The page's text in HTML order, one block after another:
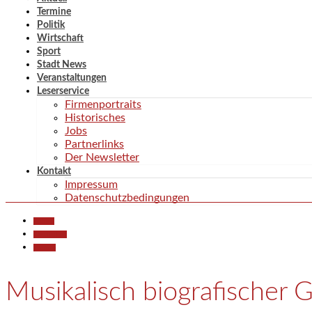
Termine
Politik
Wirtschaft
Sport
Stadt News
Veranstaltungen
Leserservice
Firmenportraits
Historisches
Jobs
Partnerlinks
Der Newsletter
Kontakt
Impressum
Datenschutzbedingungen
Musikalisch biografischer